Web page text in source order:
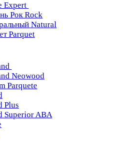
Expert
Рок Rock
Natural
Parquet
Neowood
Parquete
Plus
Superior ABA